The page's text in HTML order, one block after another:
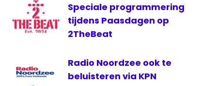
Speciale programmering
tijdens Paasdagen op
2TheBeat
Radio Noordzee ook te
beluisteren via KPN